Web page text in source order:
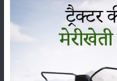
अगर रोग के लक्षण फसल में दिखाई दें,
4. फल का सड़न रोग (Fruit
शुरुआती धब्बे फल के डंठल (stem end) से
के रूप में दिखाई देते हैं। फल के पकने के